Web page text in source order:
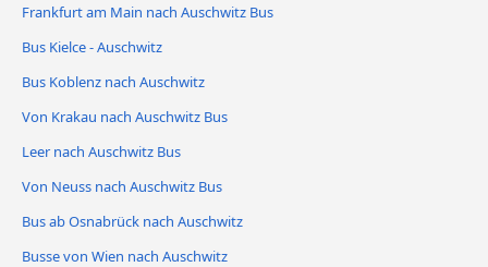
Frankfurt am Main nach Auschwitz Bus
Bus Kielce - Auschwitz
Bus Koblenz nach Auschwitz
Von Krakau nach Auschwitz Bus
Leer nach Auschwitz Bus
Von Neuss nach Auschwitz Bus
Bus ab Osnabrück nach Auschwitz
Busse von Wien nach Auschwitz